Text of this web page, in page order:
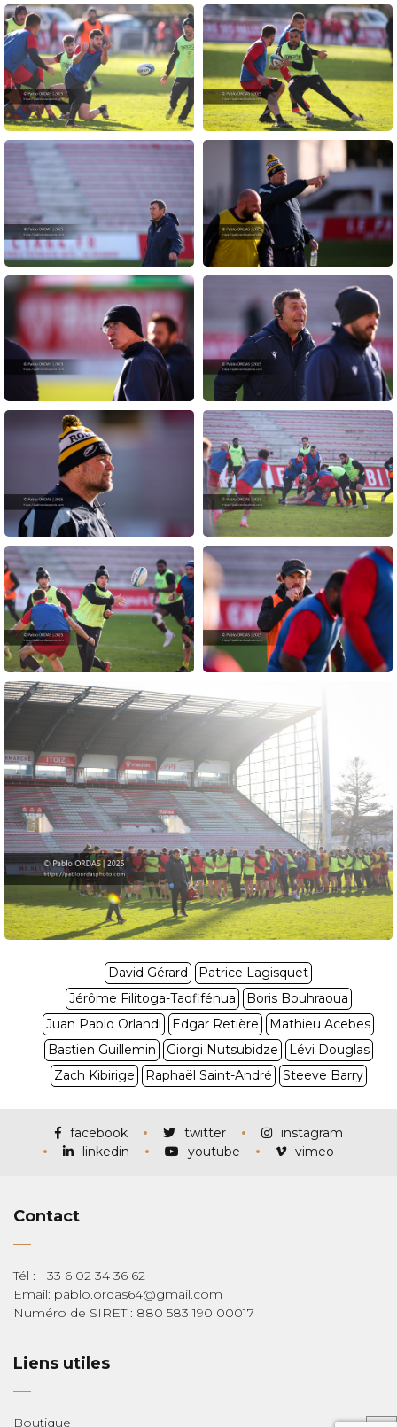
David Gérard
Patrice Lagisquet
Jérôme Filitoga-Taofifénua
Boris Bouhraoua
Juan Pablo Orlandi
Edgar Retière
Mathieu Acebes
Bastien Guillemin
Giorgi Nutsubidze
Lévi Douglas
Zach Kibirige
Raphaël Saint-André Steeve Barry
facebook twitter
instagram
linkedin
youtube vimeo
Contact
Tél : +33 6 02 34 36 62
Email: pablo.ordas64@gmail.com
Numéro de SIRET : 880 583 190 00017
Liens utiles
Boutique